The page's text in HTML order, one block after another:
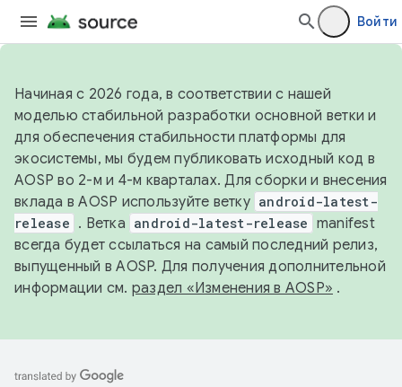
Войти
Начиная с 2026 года, в соответствии с нашей
моделью стабильной разработки основной ветки и
для обеспечения стабильности платформы для
экосистемы, мы будем публиковать исходный код в
AOSP во 2-м и 4-м кварталах. Для сборки и внесения
вклада в AOSP используйте ветку android-latest-
release . Ветка android-latest-release manifest
всегда будет ссылаться на самый последний релиз,
выпущенный в AOSP. Для получения дополнительной
информации см. раздел «Изменения в AOSP» .